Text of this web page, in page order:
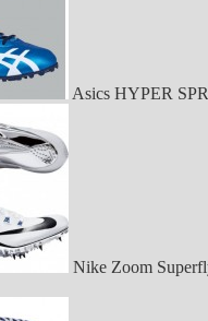
Asics HYPER
Nike Zoom